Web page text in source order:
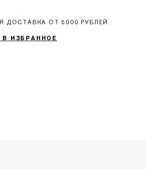
ДОСТАВКА ОТ 5000 РУБЛЕЙ.
ИЗБРАННОЕ